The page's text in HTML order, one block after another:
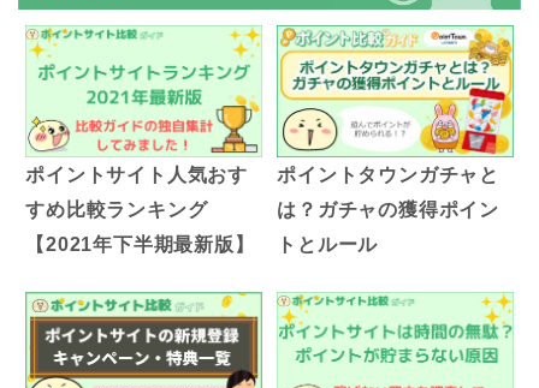
ポイントサイト人気おす
すめ比較ランキング
【2021年下半期最新版】
ポイントタウンガチャと
は？ガチャの獲得ポイン
トとルール